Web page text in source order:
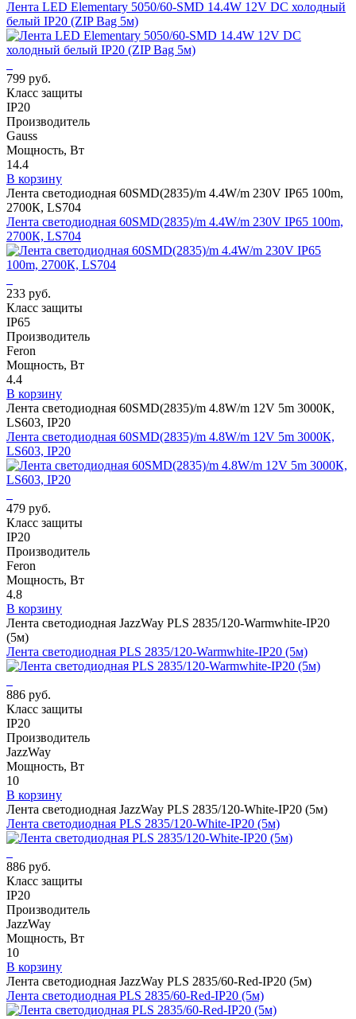
Лента LED Elementary 5050/60-SMD 14.4W 12V DC холодный
белый IP20 (ZIP Bag 5м)
799 руб.
Класс защиты
IP20
Производитель
Gauss
Мощность, Вт
14.4
В корзину
Лента светодиодная 60SMD(2835)/m 4.4W/m 230V IP65 100m,
2700К, LS704
Лента светодиодная 60SMD(2835)/m 4.4W/m 230V IP65 100m,
2700К, LS704
233 руб.
Класс защиты
IP65
Производитель
Feron
Мощность, Вт
4.4
В корзину
Лента светодиодная 60SMD(2835)/m 4.8W/m 12V 5m 3000К,
LS603, IP20
Лента светодиодная 60SMD(2835)/m 4.8W/m 12V 5m 3000К,
LS603, IP20
479 руб.
Класс защиты
IP20
Производитель
Feron
Мощность, Вт
4.8
В корзину
Лента светодиодная JazzWay PLS 2835/120-Warmwhite-IP20
(5м)
Лента светодиодная PLS 2835/120-Warmwhite-IP20 (5м)
886 руб.
Класс защиты
IP20
Производитель
JazzWay
Мощность, Вт
10
В корзину
Лента светодиодная JazzWay PLS 2835/120-White-IP20 (5м)
Лента светодиодная PLS 2835/120-White-IP20 (5м)
886 руб.
Класс защиты
IP20
Производитель
JazzWay
Мощность, Вт
10
В корзину
Лента светодиодная JazzWay PLS 2835/60-Red-IP20 (5м)
Лента светодиодная PLS 2835/60-Red-IP20 (5м)